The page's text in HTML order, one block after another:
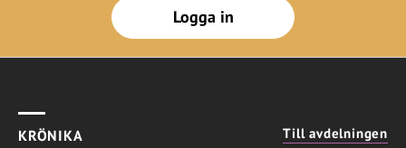
Logga in
KRÖNIKA Till avdelningen